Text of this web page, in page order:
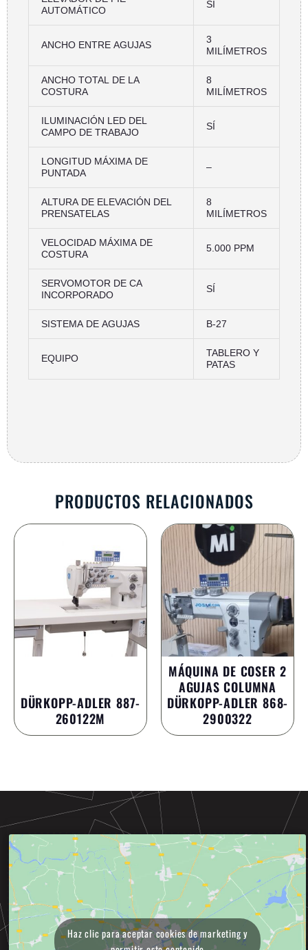
AUTOMÁTICO
SÍ
ANCHO ENTRE AGUJAS
3
MILÍMETROS
ANCHO TOTAL DE LA
COSTURA
8
MILÍMETROS
ILUMINACIÓN LED DEL
CAMPO DE TRABAJO
SÍ
LONGITUD MÁXIMA DE
PUNTADA
–
ALTURA DE ELEVACIÓN DEL
PRENSATELAS
8
MILÍMETROS
VELOCIDAD MÁXIMA DE
COSTURA
5.000 PPM
SERVOMOTOR DE CA
INCORPORADO
SÍ
SISTEMA DE AGUJAS B-27
EQUIPO
TABLERO Y
PATAS
PRODUCTOS RELACIONADOS
DÜRKOPP-ADLER 887-
260122M
MÁQUINA DE COSER 2
AGUJAS COLUMNA
DÜRKOPP-ADLER 868-
2900322
Haz clic para aceptar cookies de marketing y